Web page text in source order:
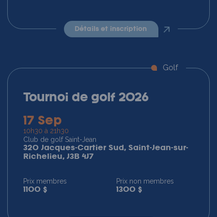
détails et inscription
Golf
Tournoi de golf 2026
17 Sep
10h30 à 21h30
Club de golf Saint-Jean
320 Jacques-Cartier Sud, Saint-Jean-sur-
Richelieu, J3B 4J7
Prix membres
1100 $
Prix non membres
1300 $